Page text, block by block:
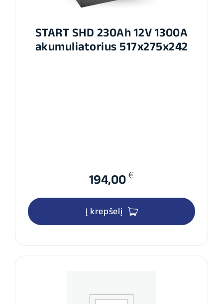
START SHD 230Ah 12V 1300A
akumuliatorius 517x275x242
194,00 €
Į krepšelį